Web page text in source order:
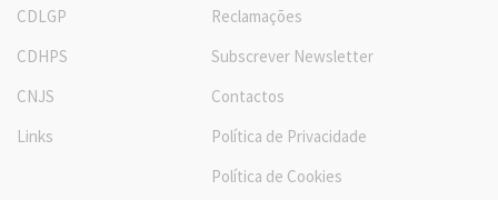
CDLGP
CDHPS
CNJS
Links
Reclamações
Subscrever Newsletter
Contactos
Política de Privacidade
Política de Cookies